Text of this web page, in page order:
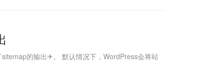
的输出✈。 默认情况下，WordPress会将站